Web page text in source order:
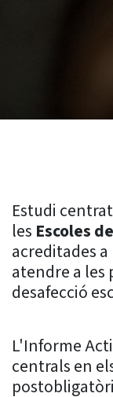
Estudi
les Escoles
acreditades
atendre a les
desafecció
L'Informe
centrals en